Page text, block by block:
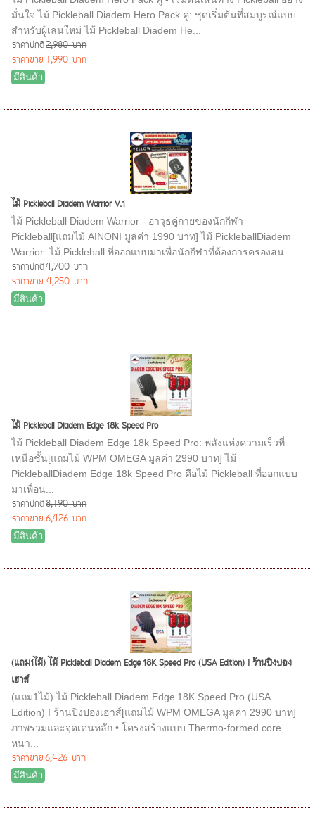
มั่นใจ ไม้ Pickleball Diadem Hero Pack คู่: ชุดเริ่มต้นที่สมบูรณ์แบบ
สำหรับผู้เล่นใหม่ ไม้ Pickleball Diadem He...
ราคาปกติ2,980 บาท
ราคาขาย 1,990 บาท
มีสินค้า
ไม้ Pickleball Diadem Warrior V.1
ไม้ Pickleball Diadem Warrior - อาวุธคู่กายของนักกีฬา
Pickleball[แถมไม้ AINONI มูลค่า 1990 บาท] ไม้ PickleballDiadem
Warrior: ไม้ Pickleball ที่ออกแบบมาเพื่อนักกีฬาที่ต้องการครองสน...
ราคาปกติ4,700 บาท
ราคาขาย 4,250 บาท
มีสินค้า
ไม้ Pickleball Diadem Edge 18k Speed Pro
ไม้ Pickleball Diadem Edge 18k Speed Pro: พลังแห่งความเร็วที่
เหนือชั้น[แถมไม้ WPM OMEGA มูลค่า 2990 บาท] ไม้
PickleballDiadem Edge 18k Speed Pro คือไม้ Pickleball ที่ออกแบบ
มาเพื่อน...
ราคาปกติ8,190 บาท
ราคาขาย 6,426 บาท
มีสินค้า
(แถม1ไม้) ไม้ Pickleball Diadem Edge 18K Speed Pro (USA Edition) I ร้านปิงปอง
เฮาส์
(แถม1ไม้) ไม้ Pickleball Diadem Edge 18K Speed Pro (USA
Edition) I ร้านปิงปองเฮาส์[แถมไม้ WPM OMEGA มูลค่า 2990 บาท]
ภาพรวมและจุดเด่นหลัก • โครงสร้างแบบ Thermo-formed core
หนา...
ราคาขาย6,426 บาท
มีสินค้า